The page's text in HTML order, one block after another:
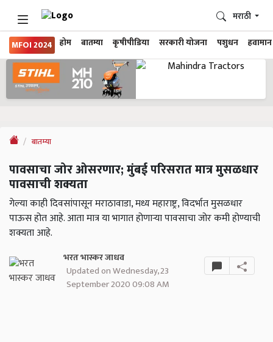
MFOI 2024 होम बातम्या कृषीपीडिया सरकारी योजना पशुधन हवामान
मराठी
बातम्या
पावसाचा जोर ओसरणार; मुंबई परिसरात मात्र मुसळधार
पावसाची शक्यता
गेल्या काही दिवसांपासून मराठावाडा, मध्य महाराष्ट्र, विदर्भात मुसळधार
पाऊस होत आहे. आता मात्र या भागात होणाऱ्या पावसाचा जोर कमी होण्याची
शक्यता आहे.
भरत भास्कर जाधव
Updated on Wednesday, 23
September 2020 09:08 AM